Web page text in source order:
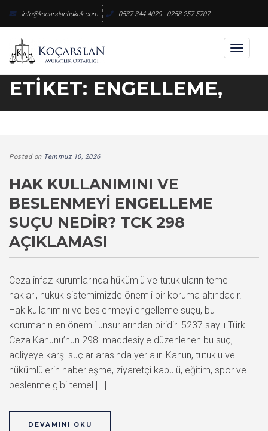
content
info@kocarslanhukuk.com 0537 344 4020 - 0258 257 5707
Toggle
ETIKET: ENGELLEME,
Posted on Temmuz 10, 2026
HAK KULLANIMINI VE
BESLENMEYI ENGELLEME
SUÇU NEDIR? TCK 298
AÇIKLAMASI
Ceza infaz kurumlarında hükümlü ve tutukluların temel
hakları, hukuk sistemimizde önemli bir koruma altındadır.
Hak kullanımını ve beslenmeyi engelleme suçu, bu
korumanın en önemli unsurlarından biridir. 5237 sayılı Türk
Ceza Kanunu’nun 298. maddesiyle düzenlenen bu suç,
adliyeye karşı suçlar arasında yer alır. Kanun, tutuklu ve
hükümlülerin haberleşme, ziyaretçi kabulü, eğitim, spor ve
beslenme gibi temel […]
DEVAMINI OKU